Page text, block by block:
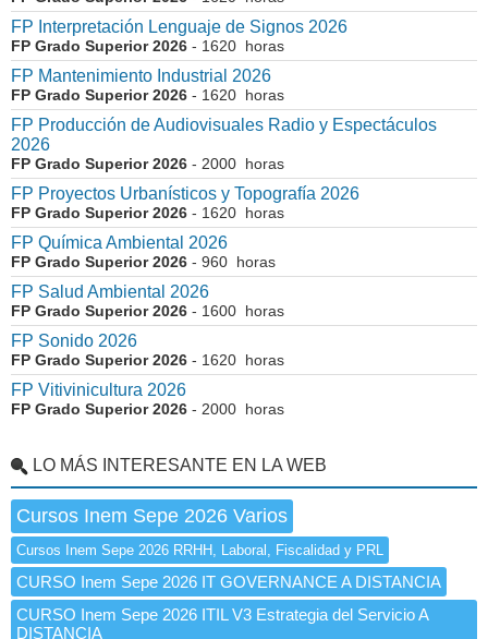
FP Interpretación Lenguaje de Signos 2026
FP Grado Superior 2026 - 1620 horas
FP Mantenimiento Industrial 2026
FP Grado Superior 2026 - 1620 horas
FP Producción de Audiovisuales Radio y Espectáculos
2026
FP Grado Superior 2026 - 2000 horas
FP Proyectos Urbanísticos y Topografía 2026
FP Grado Superior 2026 - 1620 horas
FP Química Ambiental 2026
FP Grado Superior 2026 - 960 horas
FP Salud Ambiental 2026
FP Grado Superior 2026 - 1600 horas
FP Sonido 2026
FP Grado Superior 2026 - 1620 horas
FP Vitivinicultura 2026
FP Grado Superior 2026 - 2000 horas
LO MÁS INTERESANTE EN LA WEB
Cursos Inem Sepe 2026 Varios
Cursos Inem Sepe 2026 RRHH, Laboral, Fiscalidad y PRL
CURSO Inem Sepe 2026 IT GOVERNANCE A DISTANCIA
CURSO Inem Sepe 2026 ITIL V3 Estrategia del Servicio A
DISTANCIA